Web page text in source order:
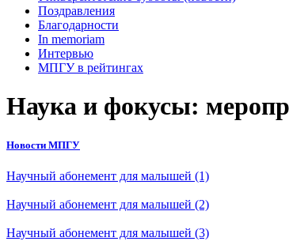
Поздравления
Благодарности
In memoriam
Интервью
МПГУ в рейтингах
Наука и фокусы:
Новости МПГУ
Научный абонемент для малышей (1)
Научный абонемент для малышей (2)
Научный абонемент для малышей (3)